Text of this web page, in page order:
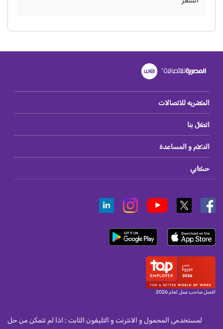
المصريه للاتصالات
اتصل بنا
الدعم و المساعدة
حسابي
أفضل صاحب عمل لعام 2026
لمستخدمى المحمول و الانترنت و التليفون الثابت : اذا لم تتمكن من حل